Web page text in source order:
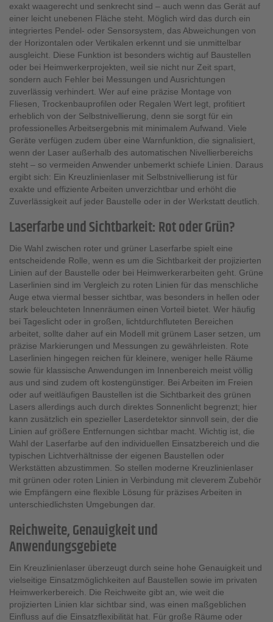
exakt waagerecht und senkrecht sind – auch wenn das Gerät auf
einer leicht unebenen Fläche steht. Möglich wird das durch ein
integriertes Pendel- oder Sensorsystem, das Abweichungen von
der Horizontalen oder Vertikalen erkennt und sie unmittelbar
ausgleicht. Diese Funktion ist besonders wichtig auf Baustellen
oder bei Heimwerkerprojekten, weil sie nicht nur Zeit spart,
sondern auch Fehler bei Messungen und Ausrichtungen
zuverlässig verhindert. Wer auf eine präzise Montage von
Fliesen, Trockenbauprofilen oder Regalen Wert legt, profitiert
erheblich von der Selbstnivellierung, denn sie sorgt für ein
professionelles Arbeitsergebnis mit minimalem Aufwand. Viele
Geräte verfügen zudem über eine Warnfunktion, die signalisiert,
wenn der Laser außerhalb des automatischen Nivellierbereichs
steht – so vermeiden Anwender unbemerkt schiefe Linien. Daraus
ergibt sich: Ein Kreuzlinienlaser mit Selbstnivellierung ist für
exakte und effiziente Arbeiten unverzichtbar und erhöht die
Zuverlässigkeit auf jeder Baustelle oder in der Werkstatt deutlich.
Laserfarbe und Sichtbarkeit: Rot oder Grün?
Die Wahl zwischen roter und grüner Laserfarbe spielt eine
entscheidende Rolle, wenn es um die Sichtbarkeit der projizierten
Linien auf der Baustelle oder bei Heimwerkerarbeiten geht. Grüne
Laserlinien sind im Vergleich zu roten Linien für das menschliche
Auge etwa viermal besser sichtbar, was besonders in hellen oder
stark beleuchteten Innenräumen einen Vorteil bietet. Wer häufig
bei Tageslicht oder in großen, lichtdurchfluteten Bereichen
arbeitet, sollte daher auf ein Modell mit grünem Laser setzen, um
präzise Markierungen und Messungen zu gewährleisten. Rote
Laserlinien hingegen reichen für kleinere, weniger helle Räume
sowie für klassische Anwendungen im Innenbereich meist völlig
aus und sind zudem oft kostengünstiger. Bei Arbeiten im Freien
oder auf weitläufigen Baustellen ist die Sichtbarkeit des grünen
Lasers allerdings auch durch direktes Sonnenlicht begrenzt; hier
kann zusätzlich ein spezieller Laserdetektor sinnvoll sein, der die
Linien auf größere Entfernungen sichtbar macht. Wichtig ist, die
Wahl der Laserfarbe auf den individuellen Einsatzbereich und die
typischen Lichtverhältnisse der eigenen Baustellen oder
Werkstätten abzustimmen. So stellen moderne Kreuzlinienlaser
mit grünen oder roten Linien in Verbindung mit cleverem Zubehör
wie Empfängern eine flexible Lösung für präzises Arbeiten in
unterschiedlichsten Umgebungen dar.
Reichweite, Genauigkeit und
Anwendungsgebiete
Ein Kreuzlinienlaser überzeugt durch seine hohe Genauigkeit und
vielseitige Einsatzmöglichkeiten auf Baustellen sowie im privaten
Heimwerkerbereich. Die Reichweite gibt an, wie weit die
projizierten Linien klar sichtbar sind, was einen maßgeblichen
Einfluss auf die Einsatzflexibilität hat. Für große Räume oder